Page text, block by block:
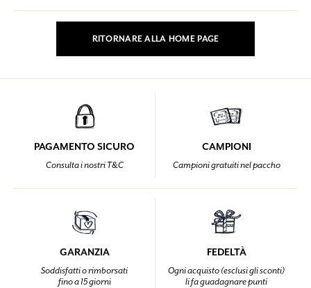
RITORNARE ALLA HOME PAGE
PAGAMENTO SICURO
Consulta i nostri T&C
CAMPIONI
Campioni gratuiti nel paccho
GARANZIA
Soddisfatti o rimborsati
fino a 15 giorni
FEDELTÀ
Ogni acquisto (esclusi gli sconti)
li fa guadagnare punti